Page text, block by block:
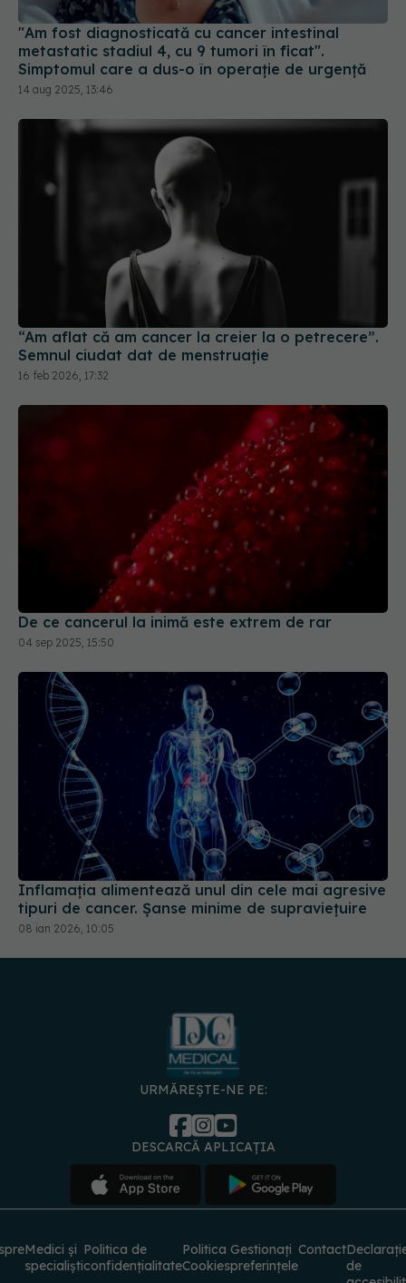
"Am fost diagnosticată cu cancer intestinal
metastatic stadiul 4, cu 9 tumori în ficat".
Simptomul care a dus-o în operație de urgență
14 aug 2025, 13:46
“Am aflat că am cancer la creier la o petrecere”.
Semnul ciudat dat de menstruație
16 feb 2026, 17:32
De ce cancerul la inimă este extrem de rar
04 sep 2025, 15:50
Inflamația alimentează unul din cele mai agresive
tipuri de cancer. Șanse minime de supraviețuire
08 ian 2026, 10:05
URMĂREȘTE-NE PE:
DESCARCĂ APLICAȚIA
Medici și
specialiști
Politica de
confidențialitate
Politica
Cookies
Gestionați
preferințele
Contact
de